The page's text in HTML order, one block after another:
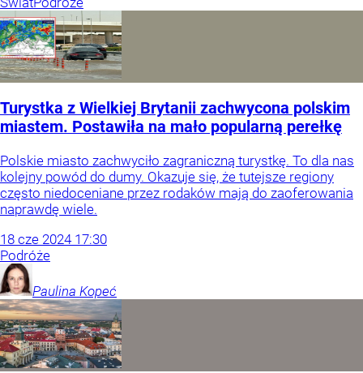
Turystka z Wielkiej Brytanii zachwycona polskim
miastem. Postawiła na mało popularną perełkę
Polskie miasto zachwyciło zagraniczną turystkę. To dla nas
kolejny powód do dumy. Okazuje się, że tutejsze regiony
często niedoceniane przez rodaków mają do zaoferowania
naprawdę wiele.
18 cze 2024 17:30
Podróże
Paulina Kopeć